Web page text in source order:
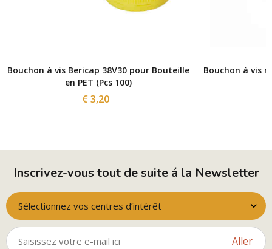
Bouchon á vis Bericap 38V30 pour Bouteille
en PET (Pcs 100)
€ 3,20
Bouchon à vis
Inscrivez-vous tout de suite á la Newsletter
Sélectionnez vos centres d’intérêt
Aller